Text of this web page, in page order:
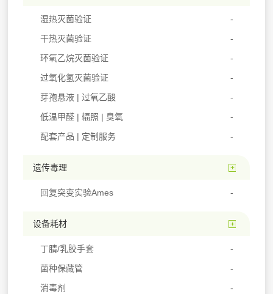
湿热灭菌验证
干热灭菌验证
环氧乙烷灭菌验证
过氧化氢灭菌验证
芽孢悬液 | 过氧乙酸
低温甲醛 | 辐照 | 臭氧
配套产品 | 定制服务
遗传毒理
回复突变实验Ames
设备耗材
丁腈/乳胶手套
菌种保藏管
消毒剂